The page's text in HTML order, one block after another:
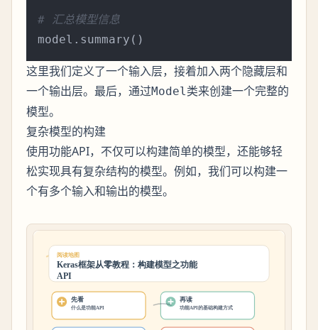
# 汇总模型信息
这里我们定义了一个输入层，接着加入两个隐藏层和
一个输出层。最后，通过Model 类来创建一个完整的
模型。
复杂模型的构建
使用功能API，不仅可以构建简单的模型，还能够轻
松实现具有复杂结构的模型。例如，我们可以构建一
个有多个输入和输出的模型。